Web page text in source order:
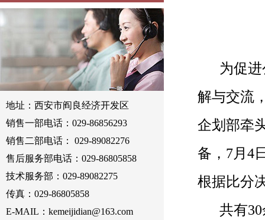
地址：西安市阎良经济开发区
销售一部电话：029-86856293
销售二部电话： 029-89082276
售后服务部电话：029-86805858
技术服务部：029-89082275
传真：029-86805858
E-MAIL：kemeijidian@163.com
为促
解与交流
企划部牵
备， 7月 4
根据比分
共有30